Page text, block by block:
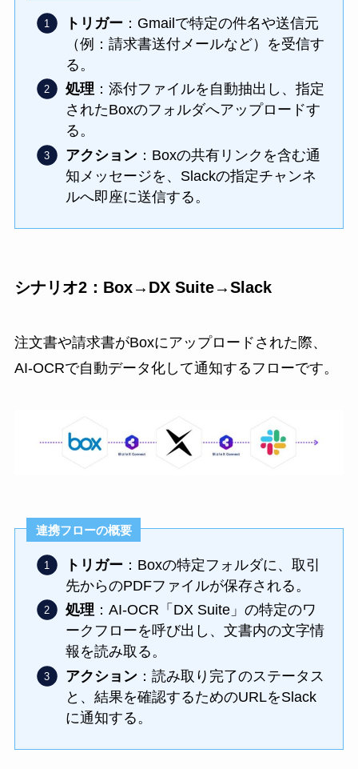
トリガー：Gmailで特定の件名や送信元
（例：請求書送付メールなど）を受信す
る。
処理 ：添付ファイルを自動抽出し、指定
されたBoxのフォルダへアップロードす
る。
アクション：Boxの共有リンクを含む通
知メッセージを、Slackの指定チャンネ
ルへ即座に送信する。
シナリオ2：Box→DX Suite→Slack
注文書や請求書がBoxにアップロードされた際、
AI-OCRで自動データ化して通知するフローです。
連携フローの概要
トリガー：Boxの特定フォルダに、取引
先からのPDFファイルが保存される。
処理 ：AI-OCR「DX Suite」の特定のワ
ークフローを呼び出し、文書内の文字情
報を読み取る。
アクション：読み取り完了のステータス
と、結果を確認するためのURLをSlack
に通知する。